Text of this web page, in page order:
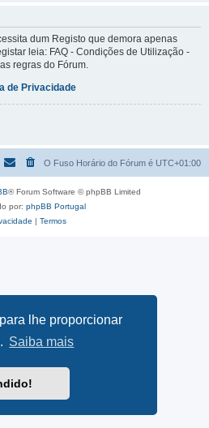
lhe proporcionar
Saiba mais
dum Registo que demora apenas
leia: FAQ - Condições de Utilização -
regras do Fórum.
de Privacidade
O Fuso Horário do Fórum é UTC+01:00
® Forum Software © phpBB Limited
por: phpBB Portugal
| Termos